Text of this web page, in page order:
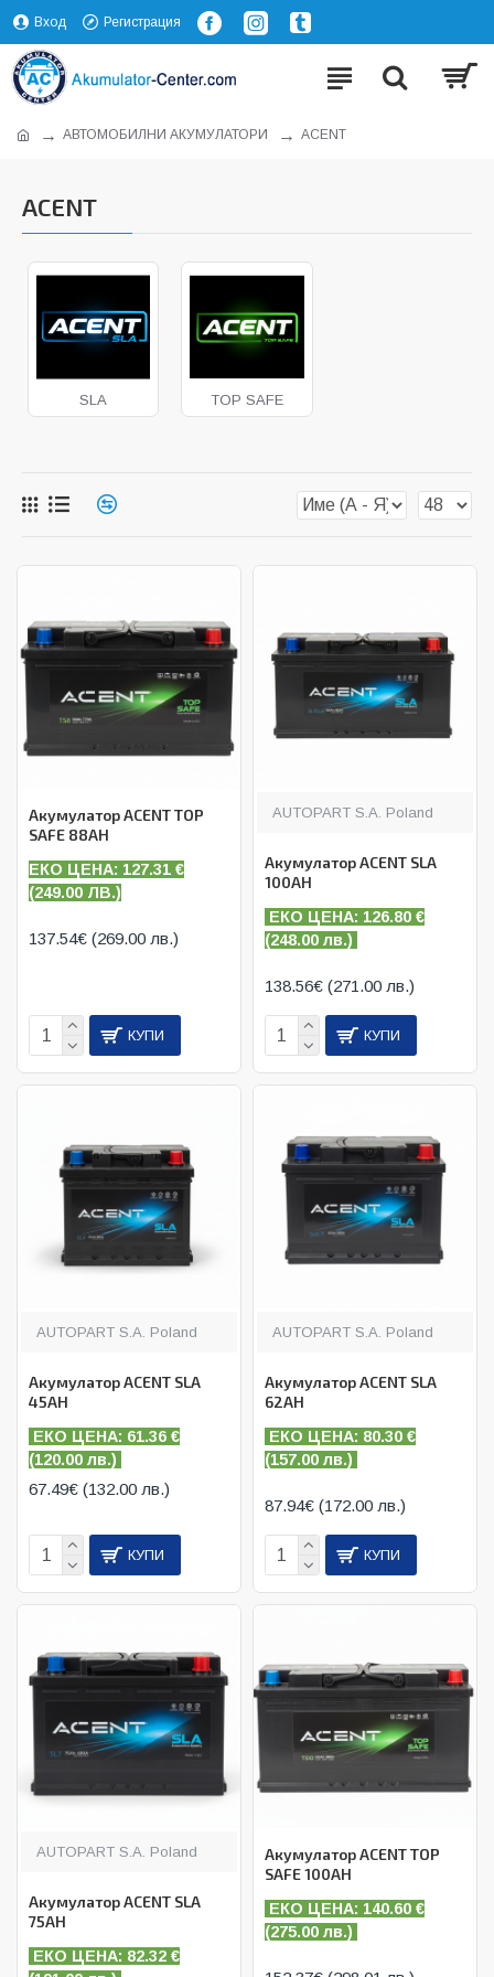
Вход Регистрация
АВТОМОБИЛНИ АКУМУЛАТОРИ ACENT
ACENT
SLA TOP SAFE
Акумулатор ACENT TOP
SAFE 88AH
ЕКО ЦЕНА: 127.31 €
(249.00 ЛВ.)
137.54€ (269.00 лв.)
КУПИ
AUTOPART S.A. Poland
Акумулатор ACENT SLA
100AH
ЕКО ЦЕНА: 126.80 €
(248.00 лв.)
138.56€ (271.00 лв.)
КУПИ
AUTOPART S.A. Poland
Акумулатор ACENT SLA
45AH
ЕКО ЦЕНА: 61.36 €
(120.00 лв.)
67.49€ (132.00 лв.)
КУПИ
AUTOPART S.A. Poland
Акумулатор ACENT SLA
62AH
ЕКО ЦЕНА: 80.30 €
(157.00 лв.)
87.94€ (172.00 лв.)
КУПИ
AUTOPART S.A. Poland
Акумулатор ACENT SLA
75AH
ЕКО ЦЕНА: 82.32 €
Акумулатор ACENT TOP
SAFE 100AH
ЕКО ЦЕНА: 140.60 €
(275.00 лв.)